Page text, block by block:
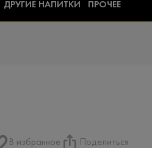
ДРУГИЕ НАПИТКИ ПРОЧЕЕ
В избранное Поделиться